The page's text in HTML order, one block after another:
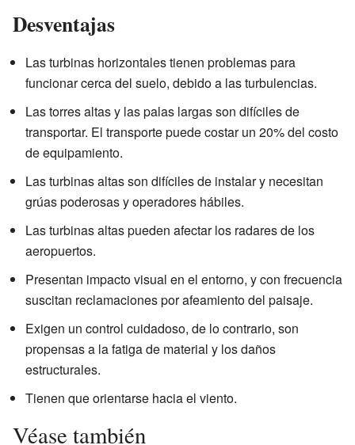
Desventajas
Las turbinas horizontales tienen problemas para
funcionar cerca del suelo, debido a las turbulencias.
Las torres altas y las palas largas son difíciles de
transportar. El transporte puede costar un 20% del costo
de equipamiento.
Las turbinas altas son difíciles de instalar y necesitan
grúas poderosas y operadores hábiles.
Las turbinas altas pueden afectar los radares de los
aeropuertos.
Presentan impacto visual en el entorno, y con frecuencia
suscitan reclamaciones por afeamiento del paisaje.
Exigen un control cuidadoso, de lo contrario, son
propensas a la fatiga de material y los daños
estructurales.
Tienen que orientarse hacia el viento.
Véase también